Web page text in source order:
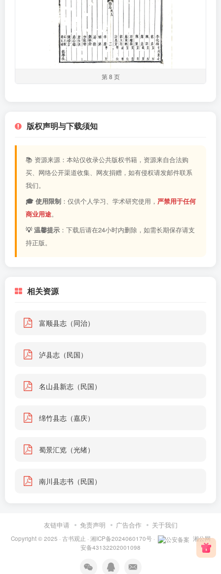
第 8 页
版权声明与下载须知
📚 资源来源：本站仅收录公共版权书籍，资源来自合法购
买、网络公开渠道收集、网友捐赠，如有侵权请发邮件联系
我们。
🎓 使用限制 ：仅供个人学习、学术研究使用， 严禁用于任何
商业用途。
💡 温馨提示 ：下载后请在24小时内删除，如需长期保存请支
持正版。
相关资源
富顺县志（同治）
泸县志（民国）
名山县新志（民国）
绵竹县志（嘉庆）
蜀景汇览（光绪）
南川县志书（民国）
友链申请 免责声明 广告合作 关于我们
Copyright © 2025 · 古书观止 · 湘ICP备2024060170号·
湘公网
安备43132202001098